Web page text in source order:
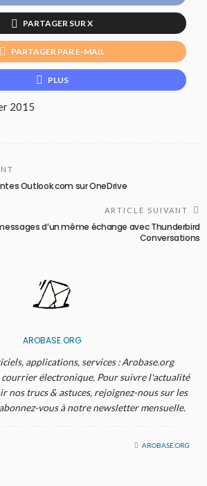
PARTAGER SUR X
PARTAGER PAR E-MAIL
PLUS
2015
Outlook.com sur OneDrive
ARTICLE SUIVANT
d’un même échange avec Thunderbird
Conversations
AROBASE.ORG
applications, services : Arobase.org
électronique. Pour suivre l'actualité
nos trucs & astuces, rejoignez-nous sur les
vous à notre newsletter mensuelle.
AROBASE.ORG